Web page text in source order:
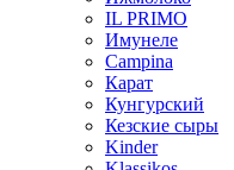
IL PRIMO
Имунеле
Campina
Карат
Кунгурский
Кезские сыры
Kinder